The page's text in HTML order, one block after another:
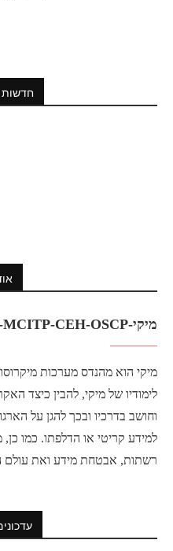
חדשות
מיקי-MCDST-MCITP-CEH-OSCP
מיקי הוא מהנדס מערכות
לימודיו של מיקי, להבין כיצד
וחושב בדרכיו ובכך להגן על
למידע קריטי או הדלפתו. כמו
רשתות, אבטחת מידע ואת עולם